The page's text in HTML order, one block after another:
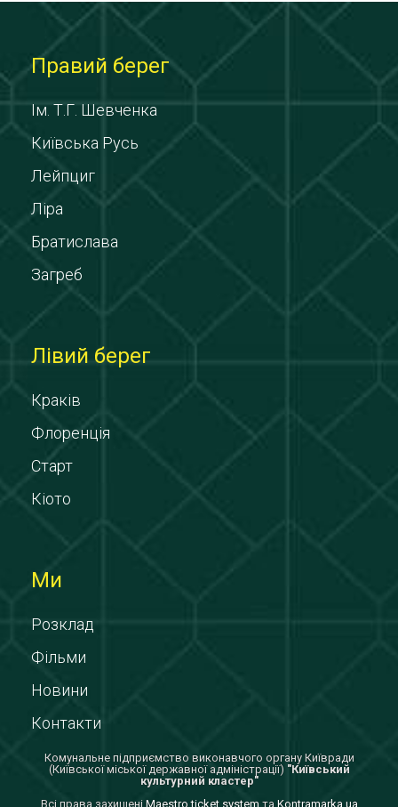
Правий берег
Ім. Т.Г. Шевченка
Київська Русь
Лейпциг
Ліра
Братислава
Загреб
Лівий берег
Краків
Флоренція
Старт
Кіото
Ми
Розклад
Фільми
Новини
Контакти
Комунальне підприємство виконавчого органу Київради
(Київської міської державної адміністрації) "Київський
культурний кластер"
Всi права захищенi Maestro ticket system та Kontramarka.ua